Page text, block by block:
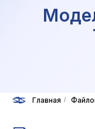
Главная /